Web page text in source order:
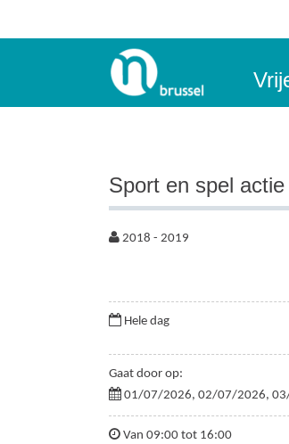
Sport en spel
2018 - 2019
Hele dag
Gaat door op:
01/07/2026, 02/07/2026,
Van 09:00 tot 16:00